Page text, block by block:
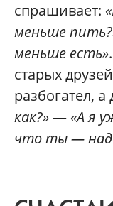
спрашивает:
меньше
меньше есть»
старых
разбогател,
как?»— «А я
что ты —